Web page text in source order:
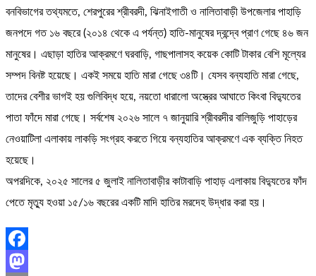
বনবিভাগের তথ্যমতে, শেরপুরের শ্রীবরদী, ঝিনাইগাতী ও নালিতাবাড়ী উপজেলার পাহাড়ি
জনপদে গত ১৬ বছরে (২০১৪ থেকে এ পর্যন্ত) হাতি-মানুষের দ্বন্দ্বে প্রাণ গেছে ৪৬ জন
মানুষের। এছাড়া হাতির আক্রমণে ঘরবাড়ি, গাছপালাসহ কয়েক কোটি টাকার বেশি মূল্যের
সম্পদ বিনষ্ট হয়েছে। একই সময়ে হাতি মারা গেছে ৩৪টি। যেসব বন্যহাতি মারা গেছে,
তাদের বেশীর ভাগই হয় গুলিবিদ্ধ হয়ে, নয়তো ধারালো অস্ত্রের আঘাতে কিংবা বিদ্যুতের
পাতা ফাঁদে মারা গেছে। সর্বশেষ ২০২৬ সালে ৭ জানুয়ারি শ্রীবরদীর বালিজুড়ি পাহাড়ের
নেওয়াটিলা এলাকায় লাকড়ি সংগ্রহ করতে গিয়ে বন্যহাতির আক্রমণে এক ব্যক্তি নিহত
হয়েছে।
অপরদিকে, ২০২৫ সালের ৫ জুলাই নালিতাবাড়ীর কাটাবাড়ি পাহাড় এলাকায় বিদ্যুতের ফাঁদ
পেতে মৃত্যু হওয়া ১৫/১৬ বছরের একটি মাদি হাতির মরদেহ উদ্ধার করা হয়।
Facebook